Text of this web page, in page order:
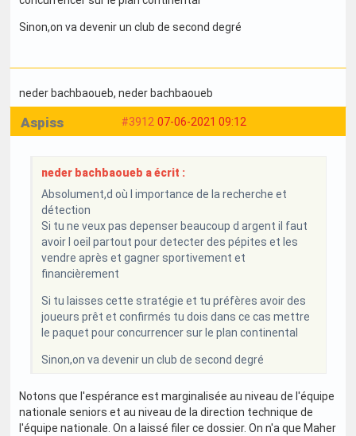
Sinon,on va devenir un club de second degré
neder bachbaoueb, neder bachbaoueb
#3912 07-06-2021 09:12
Aspiss
neder bachbaoueb a écrit :
Absolument,d où l importance de la recherche et
détection
Si tu ne veux pas depenser beaucoup d argent il faut
avoir l oeil partout pour detecter des pépites et les
vendre après et gagner sportivement et
financièrement
Si tu laisses cette stratégie et tu préfères avoir des
joueurs prêt et confirmés tu dois dans ce cas mettre
le paquet pour concurrencer sur le plan continental
Sinon,on va devenir un club de second degré
Notons que l'espérance est marginalisée au niveau de l'équipe
nationale seniors et au niveau de la direction technique de
l'équipe nationale. On a laissé filer ce dossier. On n'a que Maher